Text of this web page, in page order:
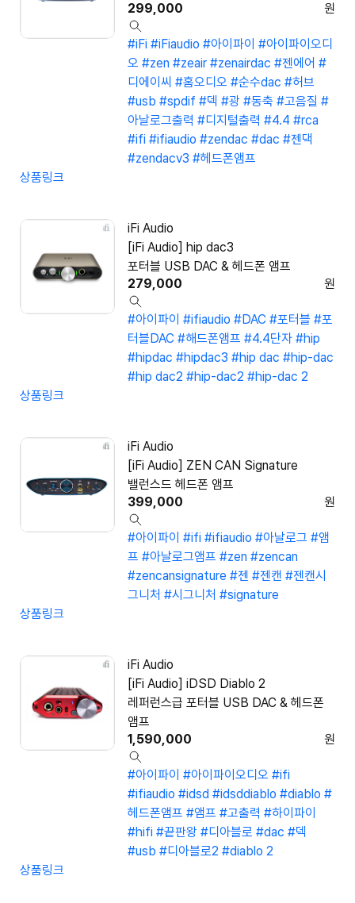
299,000
원
#iFi #iFiaudio #아이파이 #아이파이오디
오 #zen #zeair #zenairdac #젠에어 #
디에이씨 #홈오디오 #순수dac #허브
#usb #spdif #덱 #광 #동축 #고음질 #
아날로그출력 #디지털출력 #4.4 #rca
#ifi #ifiaudio #zendac #dac #젠댁
#zendacv3 #헤드폰앰프
상품링크
iFi Audio
[iFi Audio] hip dac3
포터블 USB DAC & 헤드폰 앰프
279,000
원
#아이파이 #ifiaudio #DAC #포터블 #포
터블DAC #해드폰앰프 #4.4단자 #hip
#hipdac #hipdac3 #hip dac #hip-dac
#hip dac2 #hip-dac2 #hip-dac 2
상품링크
iFi Audio
[iFi Audio] ZEN CAN Signature
밸런스드 헤드폰 앰프
399,000
원
#아이파이 #ifi #ifiaudio #아날로그 #앰
프 #아날로그앰프 #zen #zencan
#zencansignature #젠 #젠캔 #젠캔시
그니처 #시그니처 #signature
상품링크
iFi Audio
[iFi Audio] iDSD Diablo 2
레퍼런스급 포터블 USB DAC & 헤드폰
앰프
1,590,000
원
#아이파이 #아이파이오디오 #ifi
#ifiaudio #idsd #idsddiablo #diablo #
헤드폰앰프 #앰프 #고출력 #하이파이
#hifi #끝판왕 #디아블로 #dac #덱
#usb #디아블로2 #diablo 2
상품링크